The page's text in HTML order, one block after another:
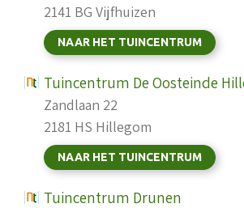
2141 BG Vijfhuizen
NAAR HET TUINCENTRUM
Tuincentrum De Oosteinde
Zandlaan 22
2181 HS Hillegom
NAAR HET TUINCENTRUM
Tuincentrum Drunen